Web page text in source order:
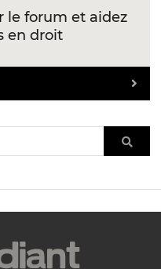
le forum et aidez
en droit